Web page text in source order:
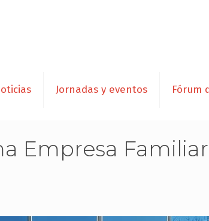
Jornadas y eventos Fórum
Empresa Familiar